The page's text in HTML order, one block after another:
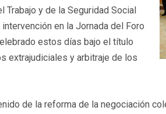
Trabajo y de la Seguridad Social
en la Jornada del Foro
estos días bajo el título
extrajudiciales y arbitraje de los
de la reforma de la negociación